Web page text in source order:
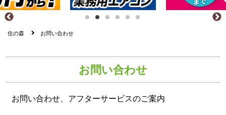
住の森 お問い合わせ
お問い合わせ
お問い合わせ、アフターサービスのご案内